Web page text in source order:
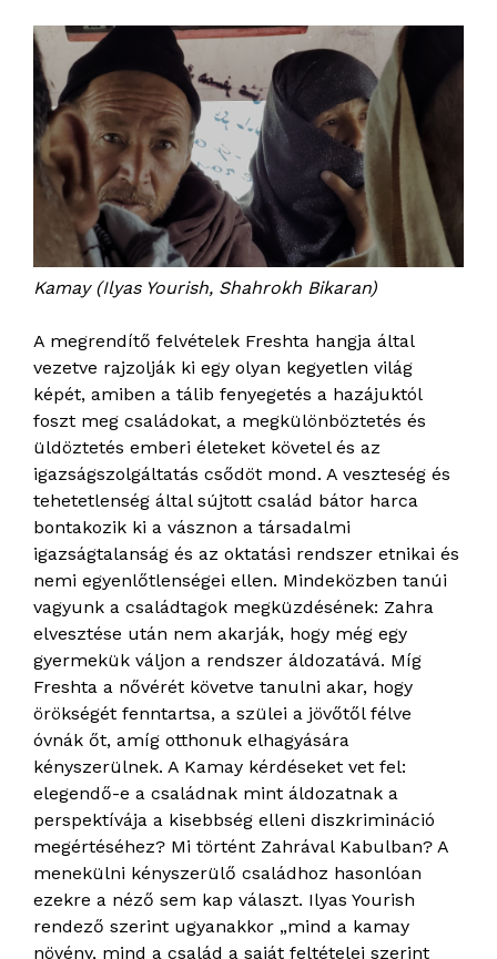
Kamay (Ilyas Yourish, Shahrokh Bikaran)
A megrendítő felvételek Freshta hangja által
vezetve rajzolják ki egy olyan kegyetlen világ
képét, amiben a tálib fenyegetés a hazájuktól
foszt meg családokat, a megkülönböztetés és
üldöztetés emberi életeket követel és az
igazságszolgáltatás csődöt mond. A veszteség és
tehetetlenség által sújtott család bátor harca
bontakozik ki a vásznon a társadalmi
igazságtalanság és az oktatási rendszer etnikai és
nemi egyenlőtlenségei ellen. Mindeközben tanúi
vagyunk a családtagok megküzdésének: Zahra
elvesztése után nem akarják, hogy még egy
gyermekük váljon a rendszer áldozatává. Míg
Freshta a nővérét követve tanulni akar, hogy
örökségét fenntartsa, a szülei a jövőtől félve
óvnák őt, amíg otthonuk elhagyására
kényszerülnek. A Kamay kérdéseket vet fel:
elegendő-e a családnak mint áldozatnak a
perspektívája a kisebbség elleni diszkrimináció
megértéséhez? Mi történt Zahrával Kabulban? A
menekülni kényszerülő családhoz hasonlóan
ezekre a néző sem kap választ. Ilyas Yourish
rendező szerint ugyanakkor „mind a kamay
növény, mind a család a saját feltételei szerint